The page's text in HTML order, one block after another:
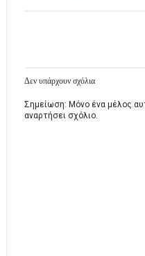
Δεν υπάρχουν σχόλια
Σημείωση: Μόνο ένα μέλος
αναρτήσει σχόλιο.